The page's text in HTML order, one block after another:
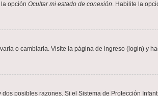
opción Ocultar mi estado de conexión. Habilite la
o cambiarla. Visite la página de ingreso (login) y
posibles razones. Si el Sistema de Protección